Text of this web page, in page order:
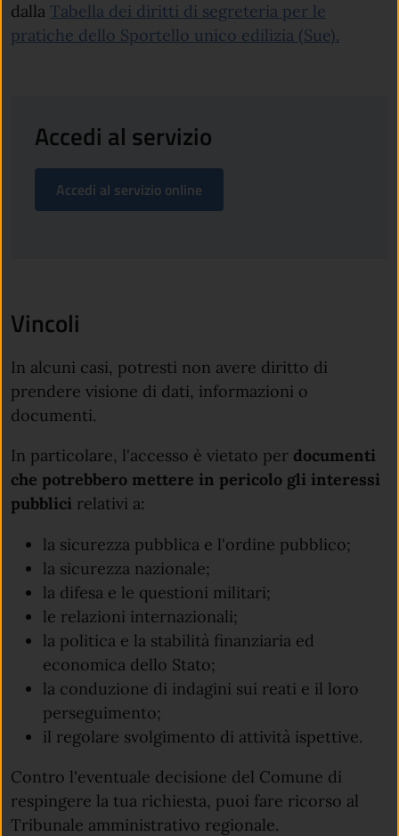
dalla Tabella dei diritti di segreteria per le
pratiche dello Sportello unico edilizia (Sue).
Accedi al servizio
Accedi al servizio online
Vincoli
In alcuni casi, potresti non avere diritto di
prendere visione di dati, informazioni o
documenti.
In particolare, l'accesso è vietato per documenti
che potrebbero mettere in pericolo gli interessi
pubblici relativi a:
la sicurezza pubblica e l'ordine pubblico;
la sicurezza nazionale;
la difesa e le questioni militari;
le relazioni internazionali;
la politica e la stabilità finanziaria ed
economica dello Stato;
la conduzione di indagini sui reati e il loro
perseguimento;
il regolare svolgimento di attività ispettive.
Contro l'eventuale decisione del Comune di
respingere la tua richiesta, puoi fare ricorso al
Tribunale amministrativo regionale.